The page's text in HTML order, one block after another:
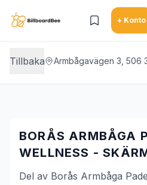
+ Konto
Tillbaka
BORÅS ARMBÅGA
WELLNESS -
Del av Borås Armbåga